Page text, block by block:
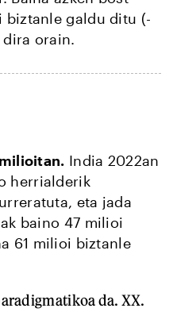
biztanle galdu ditu (-
dira orain.
India 2022an
herrialderik
eta jada
baino 47 milioi
61 milioi biztanle
da. XX.